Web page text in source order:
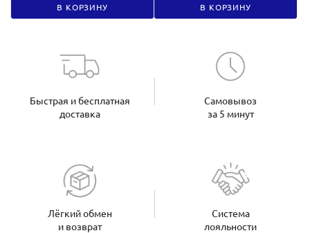
В КОРЗИНУ В КОРЗИНУ
Быстрая и бесплатная
доставка
Самовывоз
за 5 минут
Лёгкий обмен
и возврат
Система
лояльности